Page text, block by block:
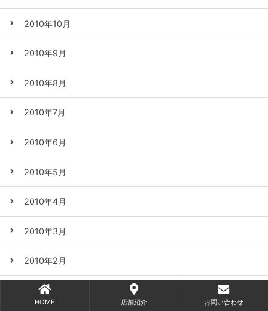
2010年10月
2010年9月
2010年8月
2010年7月
2010年6月
2010年5月
2010年4月
2010年3月
2010年2月
2010年1月
HOME 店舗紹介 お問い合わせ